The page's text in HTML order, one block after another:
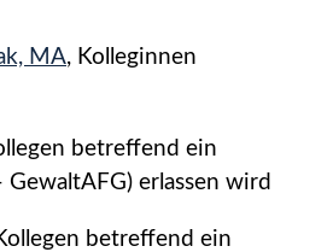
MA, Kolleginnen
betreffend ein
erlassen wird
betreffend ein